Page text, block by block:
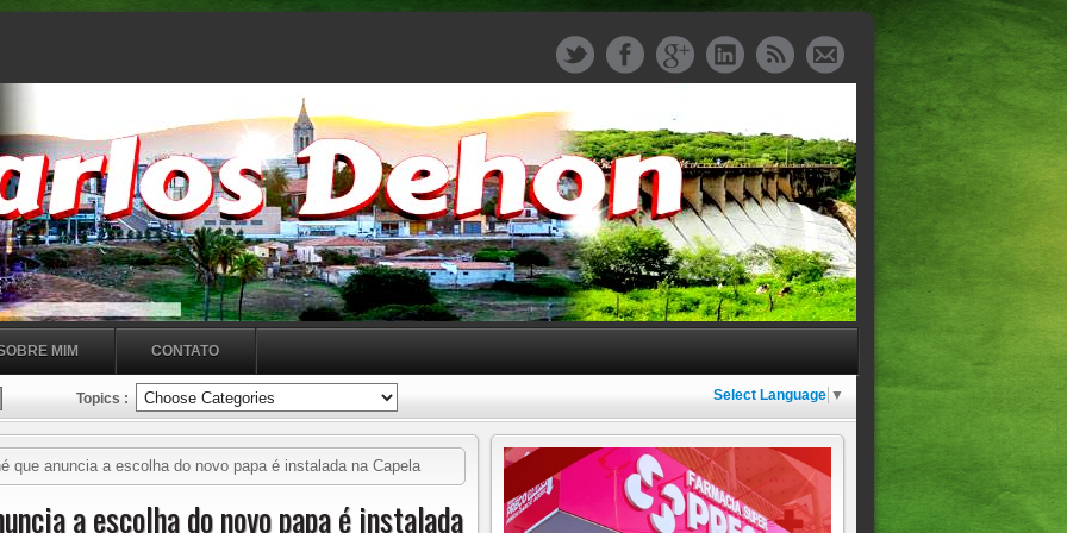
MIM CONTATO
Topics : Select Language ▼
que anuncia a escolha do novo papa é instalada na Capela
a escolha do novo papa é instalada